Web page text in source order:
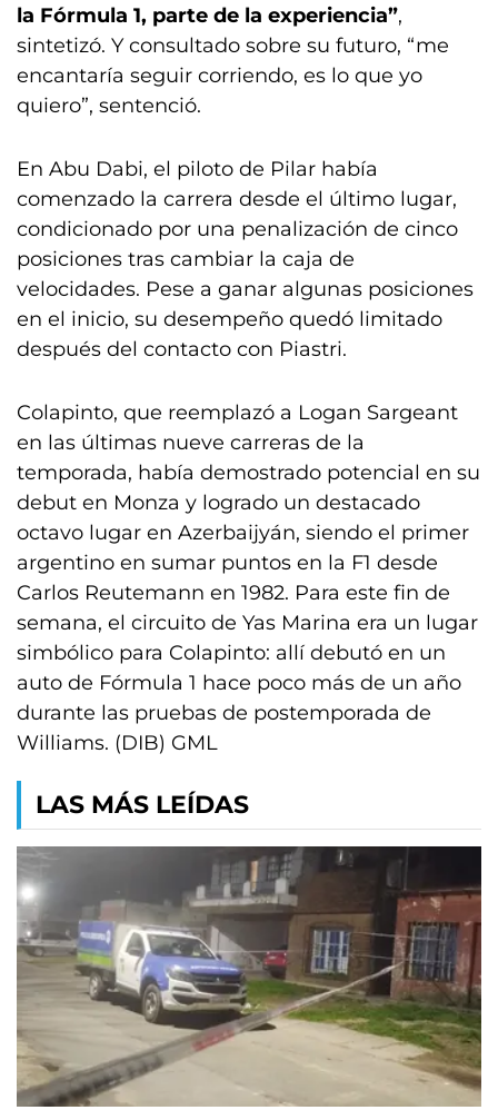
la Fórmula 1, parte de la experiencia”,
sintetizó. Y consultado sobre su futuro, “me
encantaría seguir corriendo, es lo que yo
quiero”, sentenció.
En Abu Dabi, el piloto de Pilar había
comenzado la carrera desde el último lugar,
condicionado por una penalización de cinco
posiciones tras cambiar la caja de
velocidades. Pese a ganar algunas posiciones
en el inicio, su desempeño quedó limitado
después del contacto con Piastri.
Colapinto, que reemplazó a Logan Sargeant
en las últimas nueve carreras de la
temporada, había demostrado potencial en su
debut en Monza y logrado un destacado
octavo lugar en Azerbaijyán, siendo el primer
argentino en sumar puntos en la F1 desde
Carlos Reutemann en 1982. Para este fin de
semana, el circuito de Yas Marina era un lugar
simbólico para Colapinto: allí debutó en un
auto de Fórmula 1 hace poco más de un año
durante las pruebas de postemporada de
Williams. (DIB) GML
LAS MÁS LEÍDAS